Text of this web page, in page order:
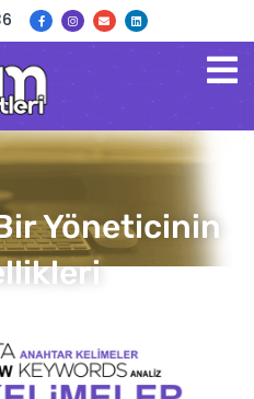
Yöneticinin